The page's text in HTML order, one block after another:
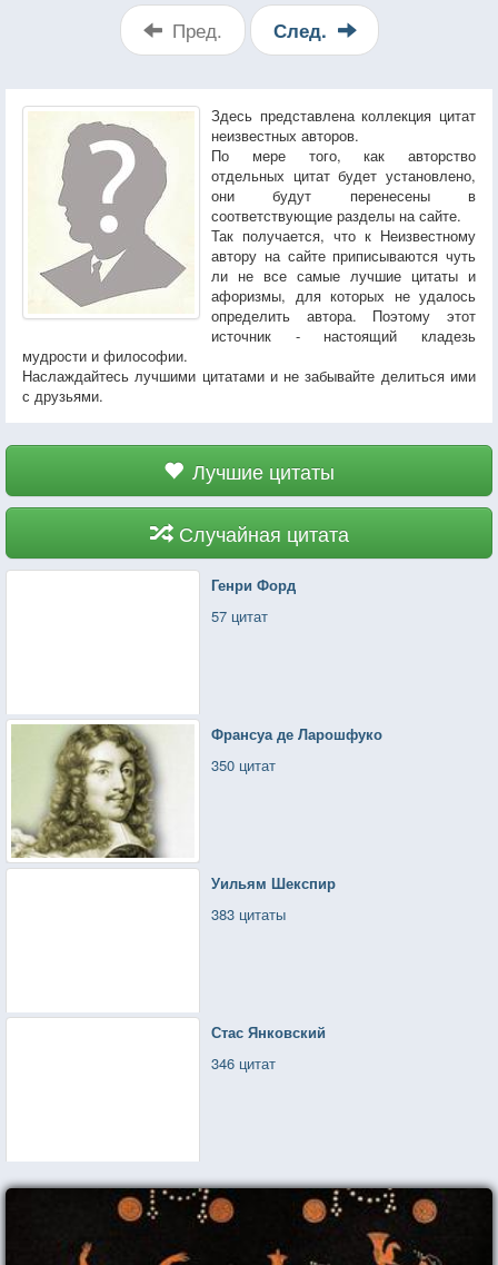
Пред. След.
Здесь представлена коллекция цитат
неизвестных авторов.
По мере того, как авторство
отдельных цитат будет установлено,
они будут перенесены в
соответствующие разделы на сайте.
Так получается, что к Неизвестному
автору на сайте приписываются чуть
ли не все самые лучшие цитаты и
афоризмы, для которых не удалось
определить автора. Поэтому этот
источник - настоящий кладезь
мудрости и философии.
Наслаждайтесь лучшими цитатами и не забывайте делиться ими
с друзьями.
Лучшие цитаты
Случайная цитата
Генри Форд
57 цитат
Франсуа де Ларошфуко
350 цитат
Уильям Шекспир
383 цитаты
Стас Янковский
346 цитат